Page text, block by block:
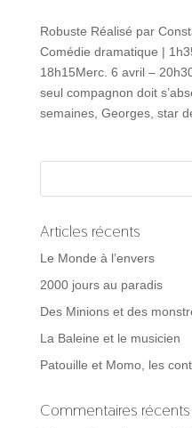
Robuste Réalisé par
Comédie dramatique |
18h15Merc. 6 avril –
seul compagnon doit
semaines, Georges, star
Articles récents
Le Monde à l’envers
2000 jours au paradis
Des Minions et des
La Baleine et le musicien
Patouille et Momo, les
Commentaires récents